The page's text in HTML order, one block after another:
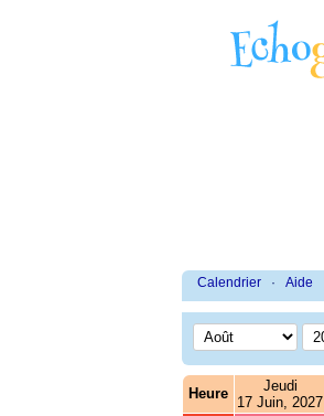
Calendrier · Aide
Heure
Jeudi
17 Juin, 2027